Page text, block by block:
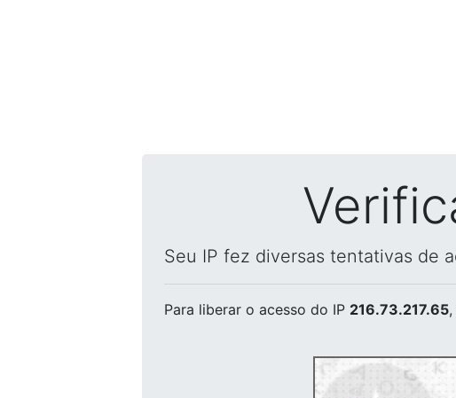
Seu IP fez diversas tentativas de
Para liberar o acesso do IP 216.73.217.65